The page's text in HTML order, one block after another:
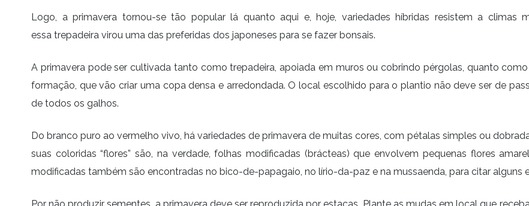
Logo, a primavera tornou-se tão popular lá quanto aqui e, hoje, variedades híbridas resistem a
essa trepadeira virou uma das preferidas dos japoneses para se fazer bonsais.
A primavera pode ser cultivada tanto como trepadeira, apoiada em muros ou cobrindo pérgolas, quanto
formação, que vão criar uma copa densa e arredondada. O local escolhido para o plantio não deve ser de
de todos os galhos.
Do branco puro ao vermelho vivo, há variedades de primavera de muitas cores, com pétalas simples ou
suas coloridas “flores” são, na verdade, folhas modificadas (brácteas) que envolvem pequenas flores
modificadas também são encontradas no bico-de-papagaio, no lírio-da-paz e na mussaenda, para citar alguns